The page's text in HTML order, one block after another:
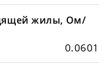
жилы, Ом/
0.0601